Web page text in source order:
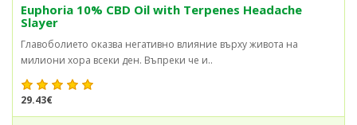
Euphoria 10% CBD Oil with Terpenes Headache
Slayer
Главоболието оказва негативно влияние върху живота на
милиони хора всеки ден. Въпреки че и..
29.43€